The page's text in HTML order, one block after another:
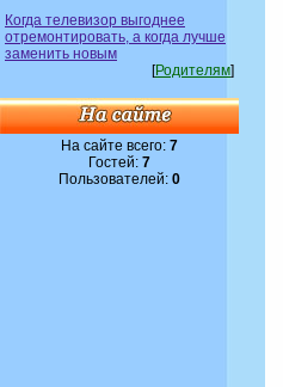
Когда телевизор выгоднее
отремонтировать, а когда лучше
заменить новым
[Родителям]
На сайте всего: 7
Гостей: 7
Пользователей: 0